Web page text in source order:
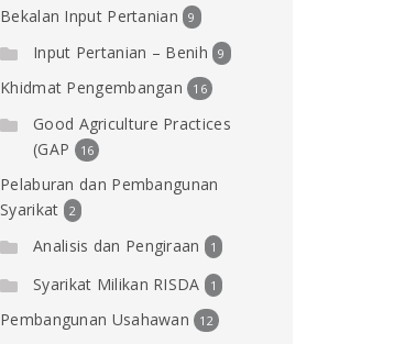
Bekalan Input Pertanian 9
Input Pertanian – Benih 9
Khidmat Pengembangan 16
Good Agriculture Practices
(GAP
16
Pelaburan dan Pembangunan
Syarikat
2
Analisis dan Pengiraan 1
Syarikat Milikan RISDA 1
Pembangunan Usahawan 12